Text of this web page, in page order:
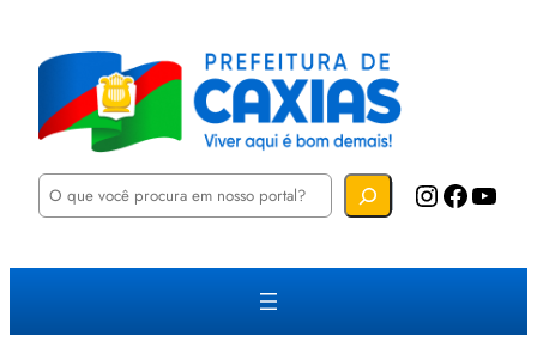
P
u
a
Instagram Facebook YouTube